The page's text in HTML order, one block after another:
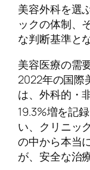
美容外科を選
ックの体制、
な判断基準と
美容医療の需
2022年の国際
は、外科的・
19.3%増を記
い、クリニッ
の中から本当
が、安全な治